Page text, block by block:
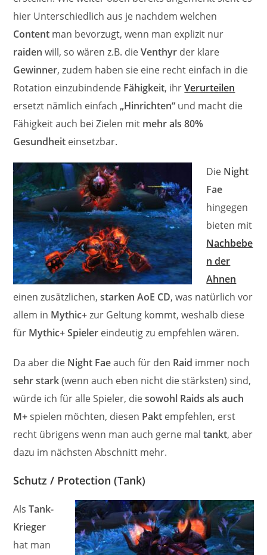
hier Unterschiedlich aus je nachdem welchen
Content man bevorzugt, wenn man explizit nur
raiden will, so wären z.B. dieVenthyr der klare
Gewinner, zudem haben sie eine recht einfach in die
Rotation einzubindende Fähigkeit, ihrVerurteilen
ersetzt nämlich einfach„Hinrichten“ und macht die
Fähigkeit auch bei Zielen mit mehr als 80%
Gesundheit einsetzbar.
Die Night
Fae
hingegen
bieten mit
Nachbebe
n der
Ahnen
einen zusätzlichen,starken AoE CD, was natürlich vor
allem in Mythic+zur Geltung kommt, weshalb diese
für Mythic+ Spieler eindeutig zu empfehlen wären.
Da aber die Night Faeauch für den Raid immer noch
sehr stark(wenn auch eben nicht die stärksten) sind,
würde ich für alle Spieler, diesowohl Raids als auch
M+spielen möchten, diesen Pakt empfehlen, erst
recht übrigens wenn man auch gerne maltankt, aber
dazu im nächsten Abschnitt mehr.
Schutz / Protection (Tank)
AlsTank-
Krieger
hat man